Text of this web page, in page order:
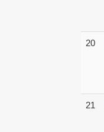
20
21